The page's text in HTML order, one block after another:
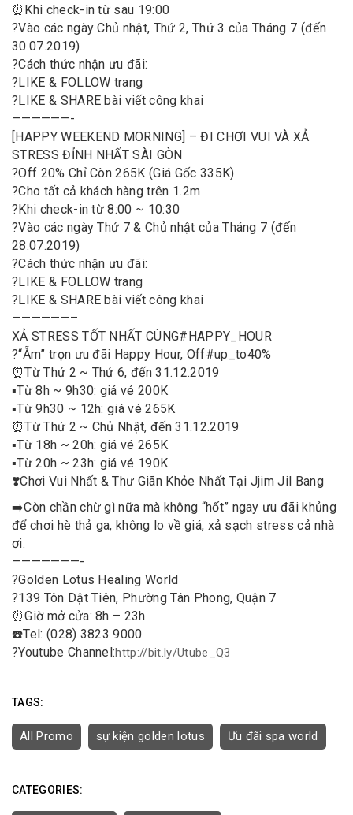
⏰ Khi check-in từ sau 19:00
?Vào các ngày Chủ nhật, Thứ 2, Thứ 3 của Tháng 7 (đến
30.07.2019)
?Cách thức nhận ưu đãi:
?LIKE & FOLLOW trang
?ᒪIKE & SHARE bài viết công khai
——————-
[HAPPY WEEKEND MORNING] – ĐI CHƠI VUI VÀ XẢ
STRESS ĐỈNH NHẤT SÀI GÒN
?Off 20% Chỉ Còn 265K (Giá Gốc 335K)
?Cho tất cả khách hàng trên 1.2m
?Khi check-in từ 8:00 ~ 10:30
?Vào các ngày Thứ 7 & Chủ nhật của Tháng 7 (đến
28.07.2019)
?Cách thức nhận ưu đãi:
?LIKE & FOLLOW trang
?ᒪIKE & SHARE bài viết công khai
——————–
XẢ STRESS TỐT NHẤT CÙNG#HAPPY_HOUR
?“Ẵm” trọn ưu đãi Happy Hour, Off#up_to40%
⏰Từ Thứ 2 ~ Thứ 6, đến 31.12.2019
▪️Từ 8h ~ 9h30: giá vé 200K
▪️Từ 9h30 ~ 12h: giá vé 265K
⏰Từ Thứ 2 ~ Chủ Nhật, đến 31.12.2019
▪️Từ 18h ~ 20h: giá vé 265K
▪️Từ 20h ~ 23h: giá vé 190K
❣️Chơi Vui Nhất & Thư Giãn Khỏe Nhất Tại Jjim Jil Bang
➡️Còn chần chừ gì nữa mà không “hốt” ngay ưu đãi khủng
để chơi hè thả ga, không lo về giá, xả sạch stress cả nhà
ơi.
———————-
?Golden Lotus Healing World
?139 Tôn Dật Tiên, Phường Tân Phong, Quận 7
⏰Giờ mở cửa: 8h – 23h
☎️Tel: (028) 3823 9000
?Youtube Channel:http://bit.ly/Utube_Q3
TAGS:
All Promo sự kiện golden lotus Ưu đãi spa world
CATEGORIES: